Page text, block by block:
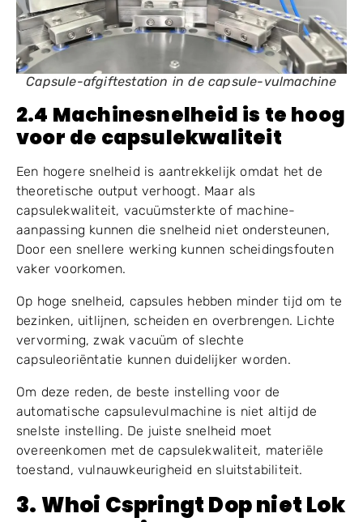
Capsule-afgiftestation in de capsule-vulmachine
2.4 Machinesnelheid is te hoog
voor de capsulekwaliteit
Een hogere snelheid is aantrekkelijk omdat het de
capsulekwaliteit, vacuümsterkte of machine-
aanpassing kunnen die snelheid niet ondersteunen,
Door een snellere werking kunnen scheidingsfouten
vaker voorkomen.
Op hoge snelheid, capsules hebben minder tijd om te
bezinken, uitlijnen, scheiden en overbrengen. Lichte
vervorming, zwak vacuüm of slechte
capsuleoriëntatie kunnen duidelijker worden.
automatische capsulevulmachine is niet altijd de